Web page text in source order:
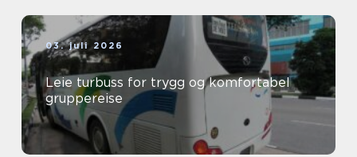
03. juli 2026
Leie turbuss for trygg og komfortabel
gruppereise